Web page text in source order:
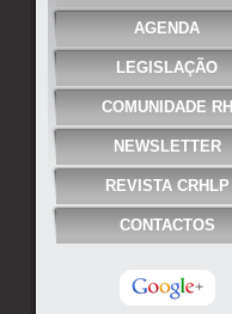
AGENDA
LEGISLAÇÃO
COMUNIDADE RH
NEWSLETTER
REVISTA CRHLP
CONTACTOS